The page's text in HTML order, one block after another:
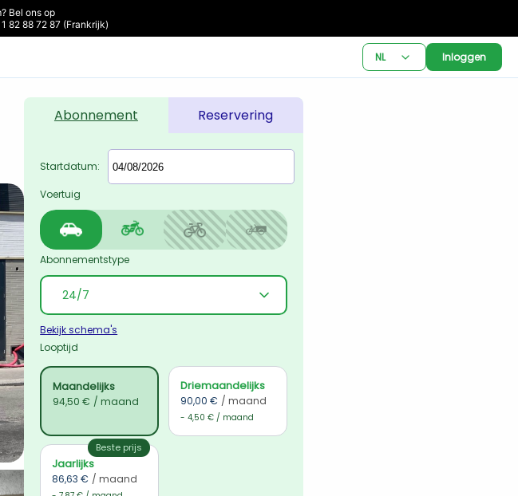
Bel ons op
82 88 72 87 (Frankrijk)
NL Inloggen
Abonnement Reservering
Startdatum:
Voertuig
Abonnementstype
Bekijk schema's
Looptijd
Maandelijks
94,50 € / maand
Driemaandelijks
90,00 € / maand
- 4,50 € / maand
Beste prijs
Jaarlijks
86,63 € / maand